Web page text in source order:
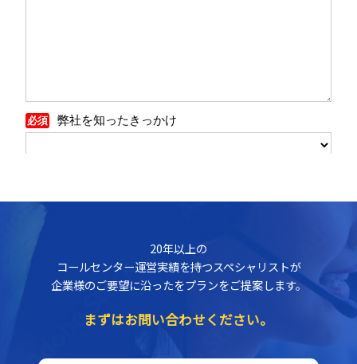
20年以上の
コールセンター運営実績を持つスペシャリストが
企業様のご要望に沿ったをプランをご提案します。
まずはお問い合わせください。